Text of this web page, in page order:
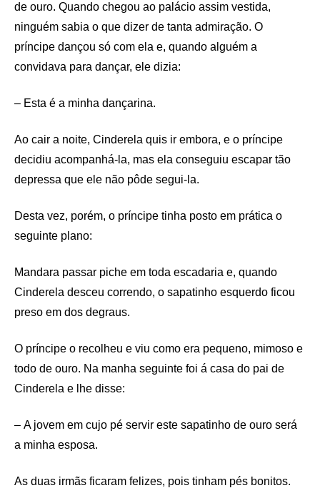
de ouro. Quando chegou ao palácio assim vestida,
ninguém sabia o que dizer de tanta admiração. O
príncipe dançou só com ela e, quando alguém a
convidava para dançar, ele dizia:
– Esta é a minha dançarina.
Ao cair a noite, Cinderela quis ir embora, e o príncipe
decidiu acompanhá-la, mas ela conseguiu escapar tão
depressa que ele não pôde segui-la.
Desta vez, porém, o príncipe tinha posto em prática o
seguinte plano:
Mandara passar piche em toda escadaria e, quando
Cinderela desceu correndo, o sapatinho esquerdo ficou
preso em dos degraus.
O príncipe o recolheu e viu como era pequeno, mimoso e
todo de ouro. Na manha seguinte foi á casa do pai de
Cinderela e lhe disse:
– A jovem em cujo pé servir este sapatinho de ouro será
a minha esposa.
As duas irmãs ficaram felizes, pois tinham pés bonitos.